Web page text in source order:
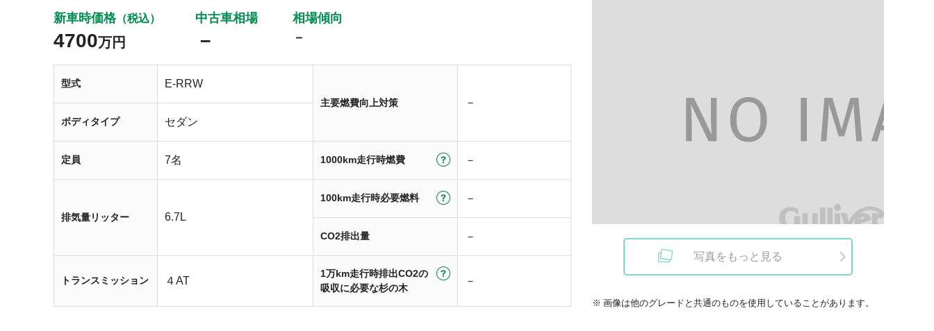
新車時価格（税込）
4700万円
中古車相場
－
相場傾向
－
型式 E-RRW
主要燃費向上対策 －
ボディタイプ セダン
定員 7名 1000km走行時燃費 －
排気量リッター 6.7L
100km走行時必要燃料 －
CO2排出量 －
トランスミッション ４AT
1万km走行時排出CO2の
吸収に必要な杉の木
－
写真をもっと見る
画像は他のグレードと共通のものを使用していることがあります。